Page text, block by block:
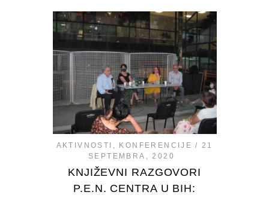
AKTIVNOSTI , KONFERENCIJE
21
SEPTEMBRA, 2020
KNJIŽEVNI RAZGOVORI
P.E.N. CENTRA U BIH: